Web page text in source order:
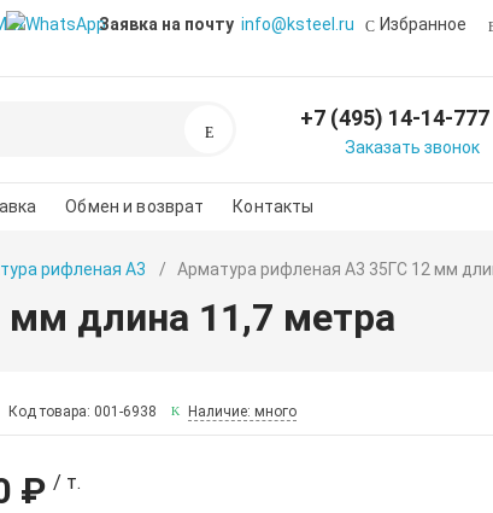
Заявка на почту info@ksteel.ru Избранное
Поиск +7 (495) 14-14-777
Заказать звонок
Обмен и возврат Контакты
рифленая A3 Арматура рифленая А3 35ГС 12 мм
длина 11,7 метра
Код товара: 001-6938 Наличие: много
₽ / т.